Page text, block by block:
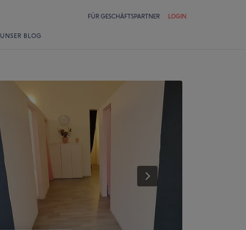
FÜR GESCHÄFTSPARTNER LOGIN
UNSER BLOG